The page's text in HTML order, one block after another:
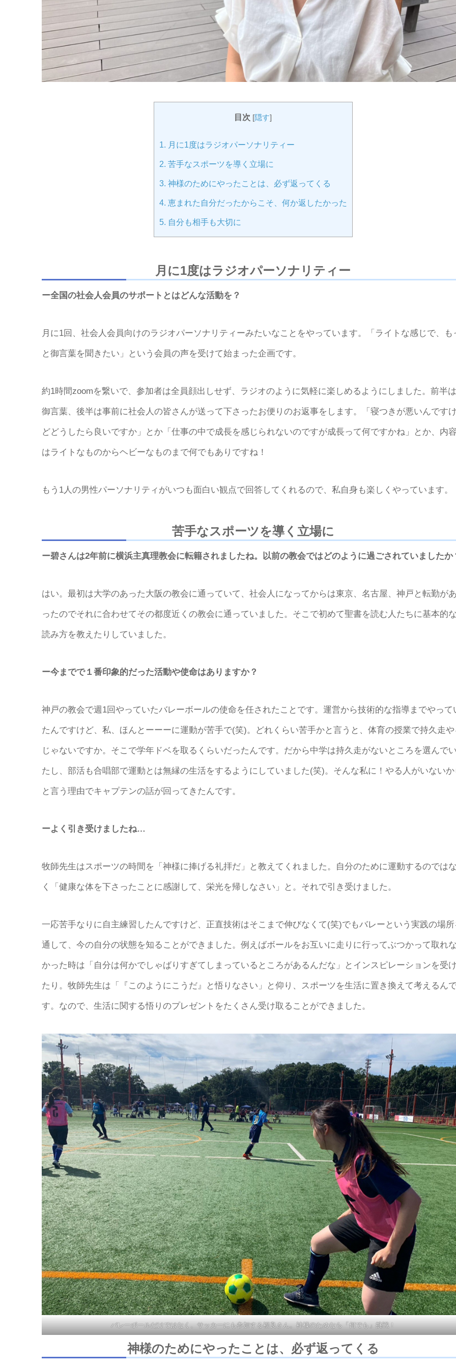
目次 [隠す]
1. 月に1度はラジオパーソナリティー
2. 苦手なスポーツを導く立場に
3. 神様のためにやったことは、必ず返ってくる
4. 恵まれた自分だったからこそ、何か返したかった
5. 自分も相手も大切に
月に1度はラジオパーソナリティー
ー全国の社会人会員のサポートとはどんな活動を？
月に1回、社会人会員向けのラジオパーソナリティーみたいなことをやっています。「ライトな感じで、も
と御言葉を聞きたい」という会員の声を受けて始まった企画です。
約1時間zoomを繋いで、参加者は全員顔出しせず、ラジオのように気軽に楽しめるようにしました。前半は
御言葉、後半は事前に社会人の皆さんが送って下さったお便りのお返事をします。「寝つきが悪いんですけ
どどうしたら良いですか」とか「仕事の中で成長を感じられないのですが成長って何ですかね」とか、内容
はライトなものからヘビーなものまで何でもありですね！
もう1人の男性パーソナリティがいつも面白い観点で回答してくれるので、私自身も楽しくやっています。
苦手なスポーツを導く立場に
ー碧さんは2年前に横浜主真理教会に転籍されましたね。以前の教会ではどのように過ごされていましたか
はい。最初は大学のあった大阪の教会に通っていて、社会人になってからは東京、名古屋、神戸と転勤があ
ったのでそれに合わせてその都度近くの教会に通っていました。そこで初めて聖書を読む人たちに基本的な
読み方を教えたりしていました。
ー今までで１番印象的だった活動や使命はありますか？
神戸の教会で週1回やっていたバレーボールの使命を任されたことです。運営から技術的な指導までやって
たんですけど、私、ほんとーーーに運動が苦手で(笑)。どれくらい苦手かと言うと、体育の授業で持久走や
じゃないですか。そこで学年ドベを取るくらいだったんです。だから中学は持久走がないところを選んでい
たし、部活も合唱部で運動とは無縁の生活をするようにしていました(笑)。そんな私に！やる人がいないか
と言う理由でキャプテンの話が回ってきたんです。
ーよく引き受けましたね…
牧師先生はスポーツの時間を「神様に捧げる礼拝だ」と教えてくれました。自分のために運動するのではな
く「健康な体を下さったことに感謝して、栄光を帰しなさい」と。それで引き受けました。
一応苦手なりに自主練習したんですけど、正直技術はそこまで伸びなくて(笑)でもバレーという実践の場所
通して、今の自分の状態を知ることができました。例えばボールをお互いに走りに行ってぶつかって取れな
かった時は「自分は何かでしゃばりすぎてしまっているところがあるんだな」とインスピレーションを受け
たり。牧師先生は「『このようにこうだ』と悟りなさい」と仰り、スポーツを生活に置き換えて考えるん
す。なので、生活に関する悟りのプレゼントをたくさん受け取ることができました。
バレーボールだけではなく、サッカーにも参加する福良さん。神様のためなら「何でも」挑戦！
神様のためにやったことは、必ず返ってくる